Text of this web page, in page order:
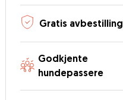
Gratis avbestilling
Godkjente
hundepassere